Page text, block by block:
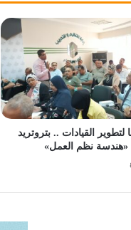
القيادات .. بتروتريد
«هندسة نظم العمل»